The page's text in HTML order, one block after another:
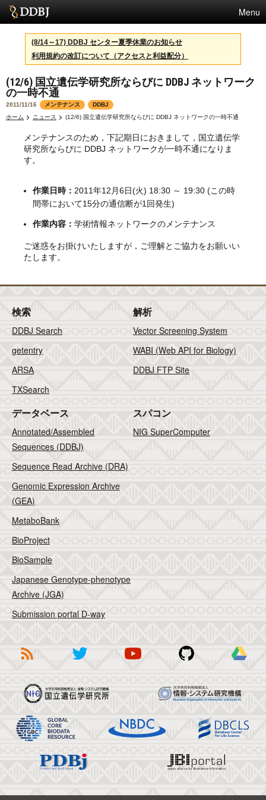
Menu
サービス
スパコン
統計
活動
問合せ
English
(8/14～17) DDBJ センター夏季休業のお知らせ
利用規約の改訂について（アクセスと利益配分）
(12/6) 国立遺伝学研究所ならびに DDBJ ネットワーク
の一時不通
2011/11/16 メンテナンス
DDBJ
ホーム
ニュース (12/6) 国立遺伝学研究所ならびに DDBJ ネットワークの一時不通
メンテナンスのため，下記期日におきまして，国立遺伝学
研究所ならびに DDBJ ネットワークが一時不通になりま
す。
作業日時： 2011年12月6日(火) 18:30 ～ 19:30 (この時
間帯において15分の通信断が1回発生)
作業内容： 学術情報ネットワークのメンテナンス
ご迷惑をお掛けいたしますが，ご理解とご協力をお願いい
たします。
検索
DDBJ Search
getentry
ARSA
TXSearch
解析
Vector Screening System
WABI (Web API for Biology)
DDBJ FTP Site
データベース
Annotated/Assembled
Sequences (DDBJ)
Sequence Read Archive (DRA)
Genomic Expression Archive
(GEA)
MetaboBank
BioProject
BioSample
Japanese Genotype-phenotype
Archive (JGA)
Submission portal D-way
スパコン
NIG SuperComputer